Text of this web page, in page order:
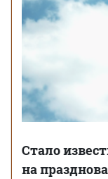
Стало
на